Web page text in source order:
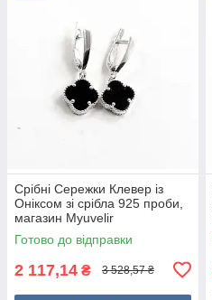
Срібні Сережки Клевер із
Оніксом зі срібла 925 проби,
магазин Myuvelir
Готово до відправки
2 117,14 ₴ 3 528,57 ₴